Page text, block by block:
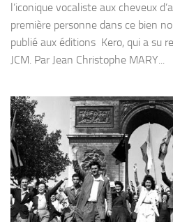
l’iconique vocaliste aux cheveux
première personne dans ce bien
publié aux éditions Kero, qui a su
JCM. Par Jean Christophe MARY...